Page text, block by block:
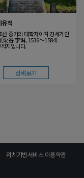
유적
선 중기의 대학자이며 경세가인
(栗谷 李珥, 1536～1584)
지입니다.
상세보기
위치기반서비스 이용약관